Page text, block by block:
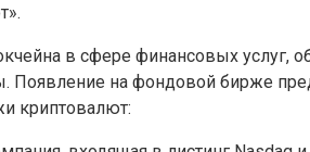
в сфере финансовых услуг,
Появление на фондовой бирже
криптовалют: